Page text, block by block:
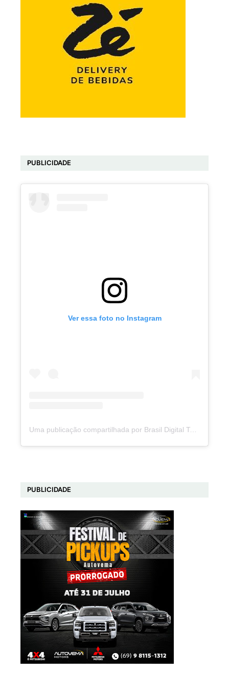
PUBLICIDADE
Ver essa foto no Instagram
Uma publicação compartilhada por Brasil Digital Telecom (@brasildigitaltelecom)
PUBLICIDADE